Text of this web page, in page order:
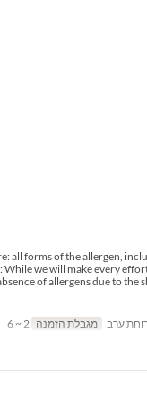
all forms of the allergen,
While we will make every
of allergens due to
ערב מגבלת הזמנה